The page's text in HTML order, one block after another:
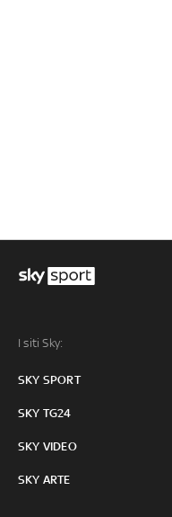
I siti Sky:
SKY SPORT
SKY TG24
SKY VIDEO
SKY ARTE